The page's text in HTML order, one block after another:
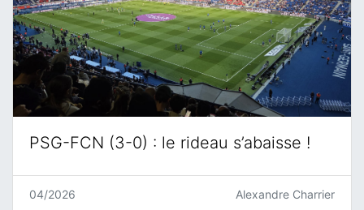
PSG-FCN (3-0) : le rideau s’abaisse !
04/2026 Alexandre Charrier